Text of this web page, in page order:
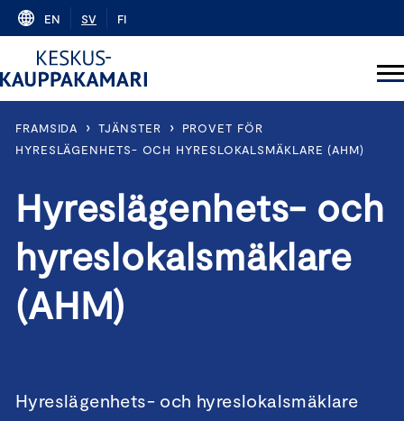
Skip
content
EN SV FI
FRAMSIDA › TJÄNSTER ›
PROVET FÖR
HYRESLÄGENHETS- OCH HYRESLOKALSMÄKLARE (AHM)
Hyreslägenhets- och
hyreslokalsmäklare
(AHM)
Hyreslägenhets- och hyreslokalsmäklare